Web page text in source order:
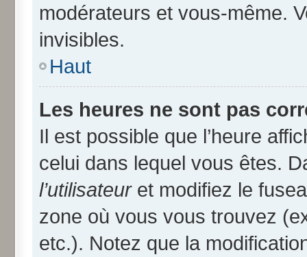
modérateurs et vous-même.
invisibles.
Haut
Les heures ne sont pas
Il est possible que l’heure
celui dans lequel vous êtes.
l’utilisateuret modifiez le
zone où vous vous trouvez
etc.). Notez que la